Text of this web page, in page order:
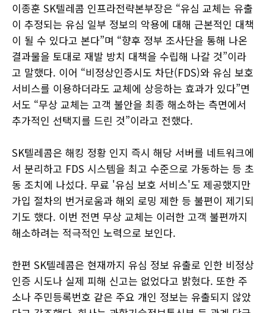
이종훈 SK텔레콤 인프라전략본부장은 “유심 교체는 유출
이 추정되는 유심 일부 정보의 악용에 대해 근본적인 대책
이 될 수 있다고 본다”며 “향후 정부 조사단을 통해 나온
결과물을 토대로 재발 방치 대책을 수립해 나갈 것”이라
고 말했다. 이어 “비정상인증시도 차단(FDS)와 유심 보호
서비스를 이용하더라도 교체에 상응하는 효과가 있다”면
서도 “무상 교체는 고객 불안을 최종 해소하는 측면에서
추가적인 선택지를 드린 것”이라고 전했다.
SK텔레콤은 해킹 정황 인지 즉시 해당 서버를 네트워크에
서 분리하고 FDS 시스템을 최고 수준으로 가동하는 등 초
동 조치에 나섰다. 무료 '유심 보호 서비스'도 제공했지만
가입 절차의 번거로움과 해외 로밍 제한 등 불편이 제기되
기도 했다. 이번 전면 무상 교체는 이러한 고객 불편까지
해소하려는 적극적인 노력으로 보인다.
한편 SK텔레콤은 현재까지 유심 정보 유출로 인한 비정상
인증 시도나 실제 피해 신고는 없었다고 밝혔다. 또한 주
소나 주민등록번호 같은 주요 개인 정보는 유출되지 않았